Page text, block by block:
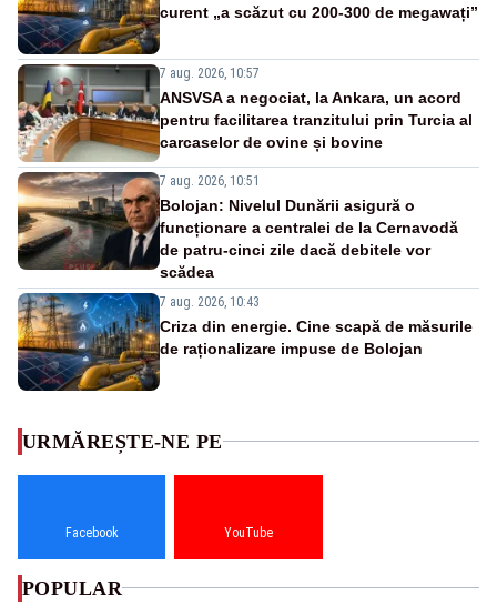
curent „a scăzut cu 200-300 de megawați”
7 aug. 2026, 10:57
ANSVSA a negociat, la Ankara, un acord
pentru facilitarea tranzitului prin Turcia al
carcaselor de ovine și bovine
7 aug. 2026, 10:51
Bolojan: Nivelul Dunării asigură o
funcționare a centralei de la Cernavodă
de patru-cinci zile dacă debitele vor
scădea
7 aug. 2026, 10:43
Criza din energie. Cine scapă de măsurile
de raționalizare impuse de Bolojan
URMĂREȘTE-NE PE
Facebook YouTube
POPULAR